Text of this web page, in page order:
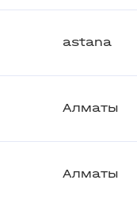
astana
Алматы
Алматы